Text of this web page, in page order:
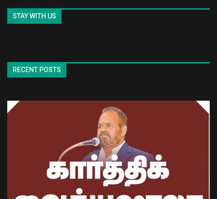
STAY WITH US
RECENT POSTS